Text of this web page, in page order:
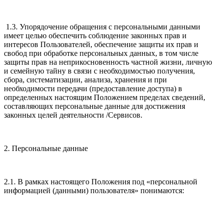
1.3. Упорядочение обращения с персональными данными
имеет целью обеспечить соблюдение законных прав и
интересов Пользователей, обеспечение защиты их прав и
свобод при обработке персональных данных, в том числе
защиты прав на неприкосновенность частной жизни, личную
и семейную тайну в связи с необходимостью получения,
сбора, систематизации, анализа, хранения и при
необходимости передачи (предоставление доступа) в
определенных настоящим Положением пределах сведений,
составляющих персональные данные для достижения
законных целей деятельности /Сервисов.
2. Персональные данные
2.1. В рамках настоящего Положения под «персональной
информацией (данными) пользователя» понимаются: